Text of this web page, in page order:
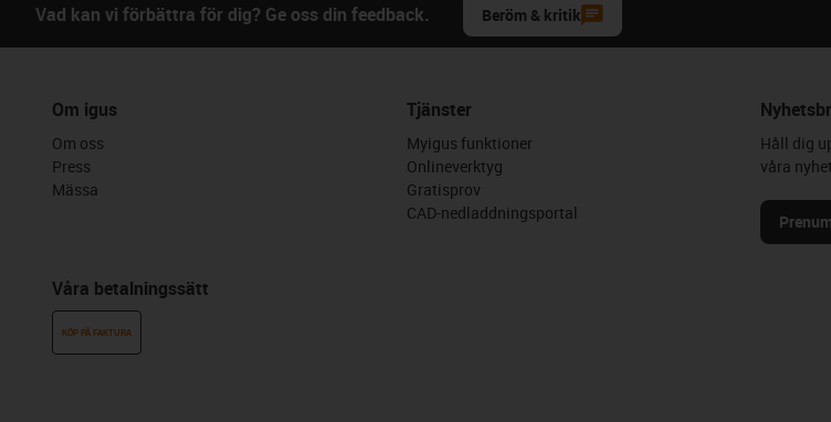
Vad kan vi förbättra för dig? Ge oss din feedback. Beröm & kritik
Om igus
Om oss
Press
Mässa
Våra betalningssätt
KÖP PÅ FAKTURA
Tjänster
Myigus funktioner
Onlineverktyg
Gratisprov
CAD-nedladdningsportal
Håll dig
våra